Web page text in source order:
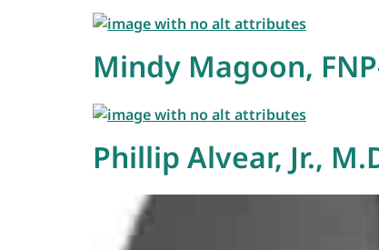
Mindy Magoon,
Phillip Alvear, Jr.,